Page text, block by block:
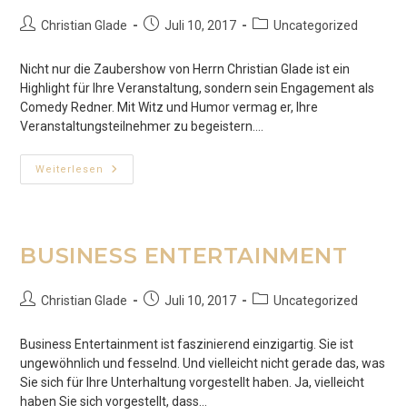
Beitrags-
Christian Glade
BeitragJuli 10, 2017
Beitrags-
Uncategorized
Nicht nur die Zaubershow von Herrn Christian Glade ist ein
Highlight für Ihre Veranstaltung, sondern sein Engagement als
Comedy Redner. Mit Witz und Humor vermag er, Ihre
Veranstaltungsteilnehmer zu begeistern.…
Weiterlesen
COMEDY
REDNER
BUSINESS ENTERTAINMENT
Beitrags-
Christian Glade
BeitragJuli 10, 2017
Beitrags-
Uncategorized
Business Entertainment ist faszinierend einzigartig. Sie ist
ungewöhnlich und fesselnd. Und vielleicht nicht gerade das, was
Sie sich für Ihre Unterhaltung vorgestellt haben. Ja, vielleicht
haben Sie sich vorgestellt, dass…